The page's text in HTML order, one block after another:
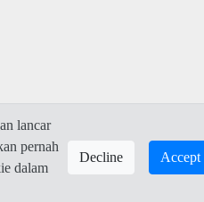
lancar
pernah
dalam
Decline Accept